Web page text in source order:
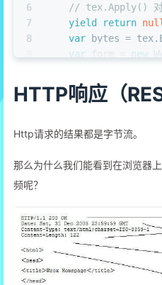
6
7
8
11
12
14
// tex.Apply() 对性
yield
return null
var bytes =
var form = new
var www =
yield return
}
HTTP响应（
Http请求的结果都是字节流。
那么为什么我们能看到在浏览器
频呢？